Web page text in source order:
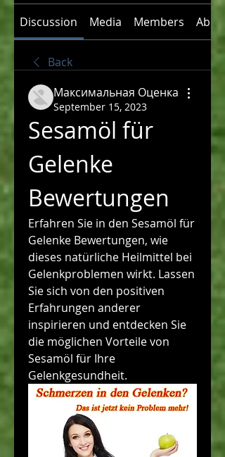
Discussion Media Members About
Back
Максимальная Оценка
September 15, 2023
Sesamöl für
Gelenke
Bewertungen
Erfahren Sie in den Sesamöl für
Gelenke Bewertungen, wie
dieses natürliche Heilmittel bei
Gelenkproblemen wirkt. Lassen
Sie sich von den positiven
Erfahrungen anderer
inspirieren und entdecken Sie
die möglichen Vorteile von
Sesamöl für Ihre
Gelenkgesundheit.